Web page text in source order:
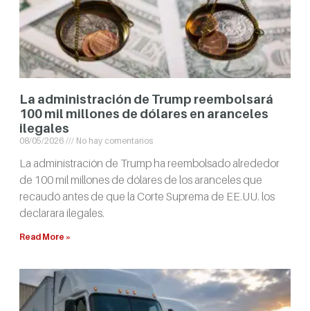
La administración de Trump reembolsará
100 mil millones de dólares en aranceles
ilegales
08/05/2026 No hay comentarios
La administración de Trump ha reembolsado alrededor
de 100 mil millones de dólares de los aranceles que
recaudó antes de que la Corte Suprema de EE.UU. los
declarara ilegales.
Read More »